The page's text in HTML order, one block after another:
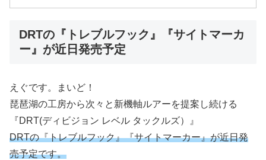
DRTの『トレブルフック』『サイトマーカ
ー』が近日発売予定
えぐです。まいど！
琵琶湖の工房から次々と新機軸ルアーを提案し続ける
『DRT(ディビジョン レベル タックルズ）』
DRTの『トレブルフック』『サイトマーカー』が近日発
売予定です。